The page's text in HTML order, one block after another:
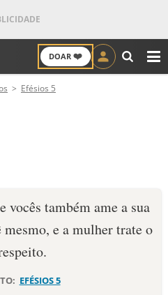
DOAR ❤️
Efésios 5
vocês também ame a sua
e a mulher trate o
EFÉSIOS 5